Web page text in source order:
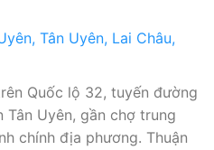
Tân Uyên, Lai Châu,
Quốc lộ 32, tuyến đường
Uyên, gần chợ trung
chính địa phương. Thuận